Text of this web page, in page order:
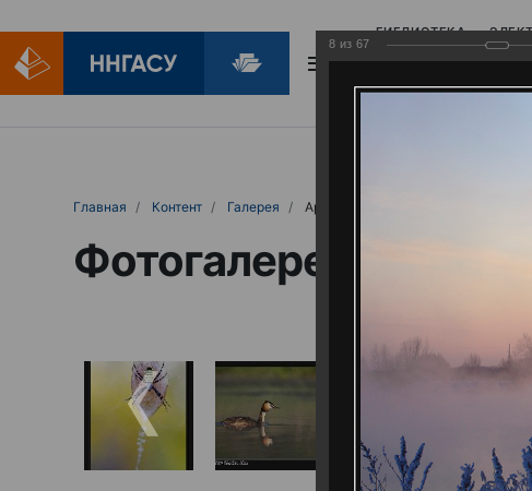
БИБЛИОТЕКА
БИБЛИОПОМОЩЬ
Главная Контент Галерея Артемовские луга – жемчужина Нижегородского
Фотогалерея
8 из 67